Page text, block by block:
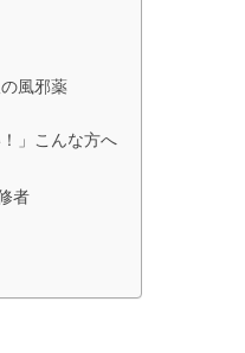
風邪薬
」こんな方へ
者